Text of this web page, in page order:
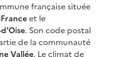
française située
et le
. Son code postal
de la communauté
Vallée. Le climat de